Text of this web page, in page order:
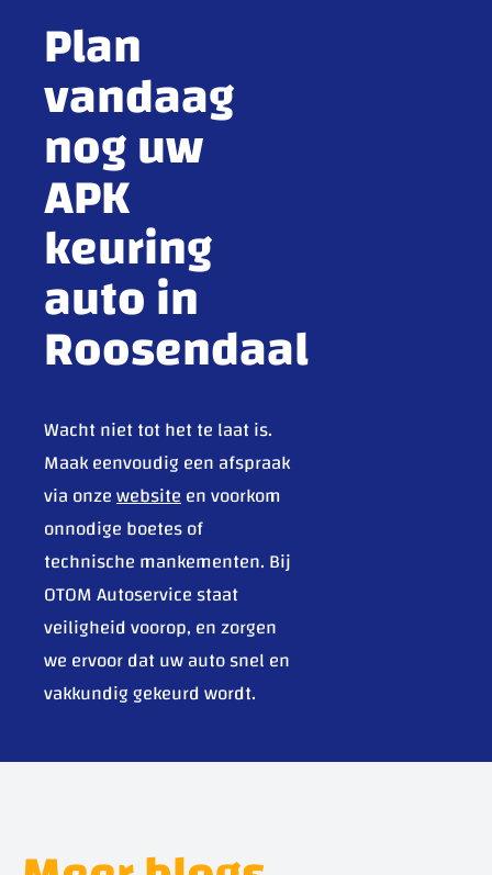
Plan
vandaag
nog uw
APK
keuring
auto in
Roosendaal
Wacht niet tot het te laat is.
Maak eenvoudig een afspraak
via onzewebsiteen voorkom
onnodige boetes of
technische mankementen. Bij
OTOM Autoservice staat
veiligheid voorop, en zorgen
we ervoor dat uw auto snel en
vakkundig gekeurd wordt.